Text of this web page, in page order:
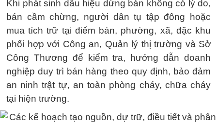
Khi phát sinh dấu hiệu dừng bán không có lý do,
bán cầm chừng, người dân tụ tập đông hoặc
mua tích trữ tại điểm bán, phường, xã, đặc khu
phối hợp với Công an, Quản lý thị trường và Sở
Công Thương để kiểm tra, hướng dẫn doanh
nghiệp duy trì bán hàng theo quy định, bảo đảm
an ninh trật tự, an toàn phòng cháy, chữa cháy
tại hiện trường.